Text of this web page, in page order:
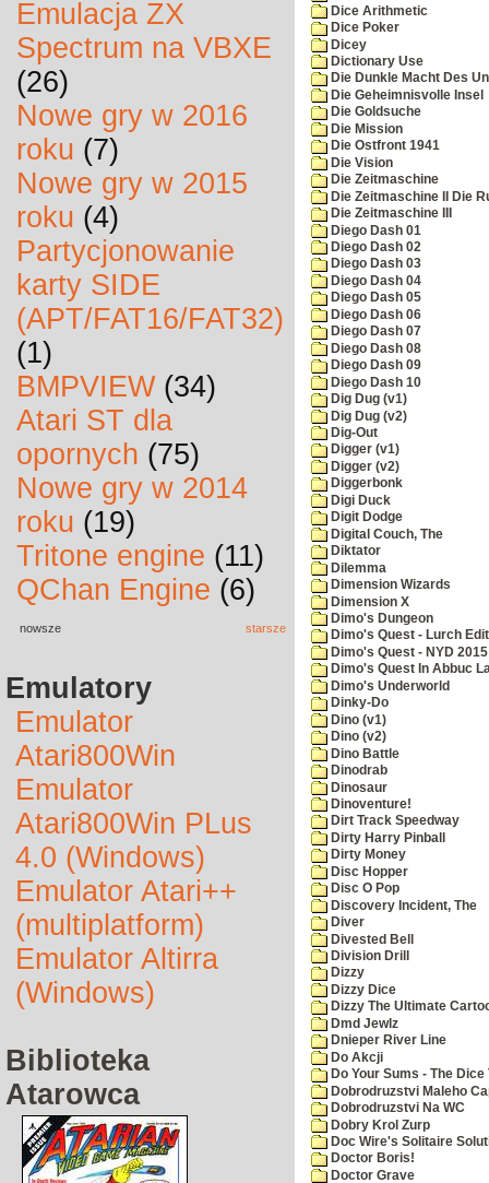
Emulacja ZX
Spectrum na VBXE
(26)
Nowe gry w 2016
roku (7)
Nowe gry w 2015
roku (4)
Partycjonowanie
karty SIDE
(APT/FAT16/FAT32)
(1)
BMPVIEW(34)
Atari ST dla
opornych (75)
Nowe gry w 2014
roku (19)
Tritone engine (11)
QChan Engine (6)
nowsze starsze
Emulatory
Emulator
Atari800Win
Emulator
Atari800Win PLus
4.0 (Windows)
Emulator Atari++
(multiplatform)
Emulator Altirra
(Windows)
Biblioteka
Atarowca
Dice Arithmetic
Dice Poker
Dicey
Dictionary Use
Die Dunkle Macht Des
Die Geheimnisvolle Insel
Die Goldsuche
Die Mission
Die Ostfront 1941
Die Vision
Die Zeitmaschine
Die Zeitmaschine II Die
Die Zeitmaschine III
Diego Dash 01
Diego Dash 02
Diego Dash 03
Diego Dash 04
Diego Dash 05
Diego Dash 06
Diego Dash 07
Diego Dash 08
Diego Dash 09
Diego Dash 10
Dig Dug (v1)
Dig Dug (v2)
Dig-Out
Digger (v1)
Digger (v2)
Diggerbonk
Digi Duck
Digit Dodge
Digital Couch, The
Diktator
Dilemma
Dimension Wizards
Dimension X
Dimo's Dungeon
Dimo's Quest - Lurch
Dimo's Quest - NYD
Dimo's Quest In Abbuc
Dimo's Underworld
Dinky-Do
Dino (v1)
Dino (v2)
Dino Battle
Dinodrab
Dinosaur
Dinoventure!
Dirt Track Speedway
Dirty Harry Pinball
Dirty Money
Disc Hopper
Disc O Pop
Discovery Incident, The
Diver
Divested Bell
Division Drill
Dizzy
Dizzy Dice
Dizzy The Ultimate
Dmd Jewlz
Dnieper River Line
Do Akcji
Do Your Sums - The
Dobrodruzstvi Maleho
Dobrodruzstvi Na WC
Dobry Krol Zurp
Doc Wire's Solitaire
Doctor Boris!
Doctor Grave